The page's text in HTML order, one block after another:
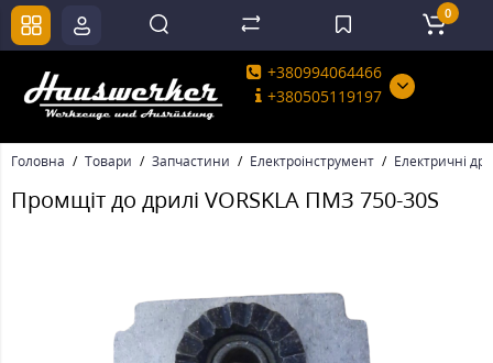
+380994064466
+380505119197
0
Головна Товари Запчастини Електроінструмент Електричні
Промщіт до дрилі VORSKLA ПМЗ 750-30S